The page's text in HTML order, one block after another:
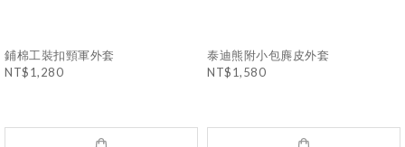
鋪棉工裝扣頸軍外套
NT$1,280
泰迪熊附小包麂皮外套
NT$1,580